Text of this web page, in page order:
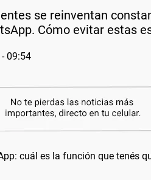
se reinventan
Cómo evitar estas
09:54